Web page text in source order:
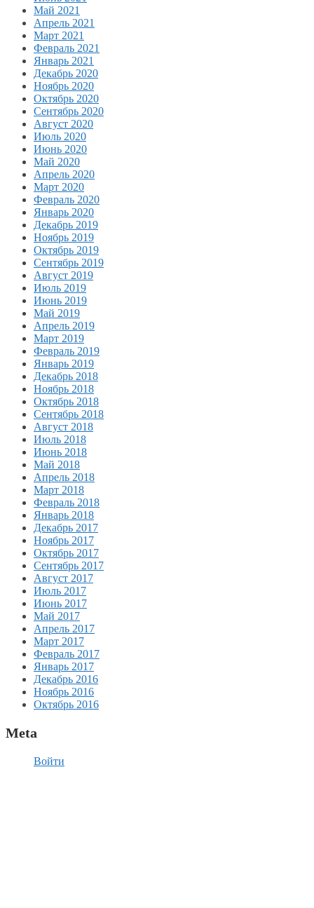
Май 2021
Апрель 2021
Март 2021
Февраль 2021
Январь 2021
Декабрь 2020
Ноябрь 2020
Октябрь 2020
Сентябрь 2020
Август 2020
Июль 2020
Июнь 2020
Май 2020
Апрель 2020
Март 2020
Февраль 2020
Январь 2020
Декабрь 2019
Ноябрь 2019
Октябрь 2019
Сентябрь 2019
Август 2019
Июль 2019
Июнь 2019
Май 2019
Апрель 2019
Март 2019
Февраль 2019
Январь 2019
Декабрь 2018
Ноябрь 2018
Октябрь 2018
Сентябрь 2018
Август 2018
Июль 2018
Июнь 2018
Май 2018
Апрель 2018
Март 2018
Февраль 2018
Январь 2018
Декабрь 2017
Ноябрь 2017
Октябрь 2017
Сентябрь 2017
Август 2017
Июль 2017
Июнь 2017
Май 2017
Апрель 2017
Март 2017
Февраль 2017
Январь 2017
Декабрь 2016
Ноябрь 2016
Октябрь 2016
Meta
Войти